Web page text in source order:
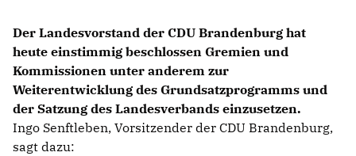
Der Landesvorstand der CDU Brandenburg hat
heute einstimmig beschlossen Gremien und
Kommissionen unter anderem zur
Weiterentwicklung des Grundsatzprogramms und
der Satzung des Landesverbands einzusetzen.
Ingo Senftleben, Vorsitzender der CDU Brandenburg,
sagt dazu: